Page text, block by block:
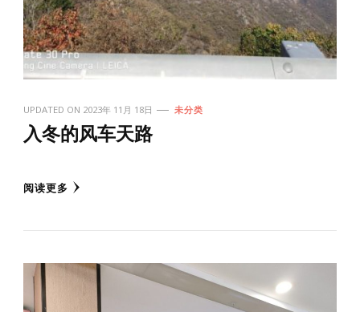
UPDATED ON 2023年 11月 18日 未分类
入冬的风车天路
阅读更多